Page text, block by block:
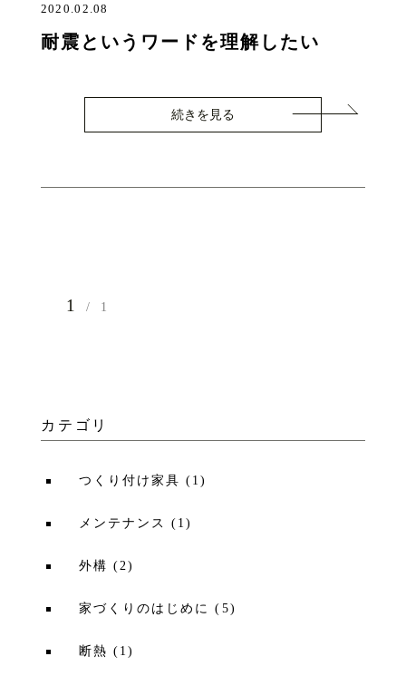
2020.02.08
耐震というワードを理解したい
続きを見る
1 1
カテゴリ
つくり付け家具 ( 1)
メンテナンス ( 1)
外構 ( 2)
家づくりのはじめに ( 5)
断熱 ( 1)